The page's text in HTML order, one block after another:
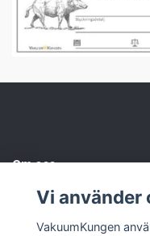
Om oss
Kundtjänst
Vi använder
VakuumKungen